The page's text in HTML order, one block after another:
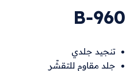
B-960
تنجيد جلدي
جلد مقاوم للتقشّر